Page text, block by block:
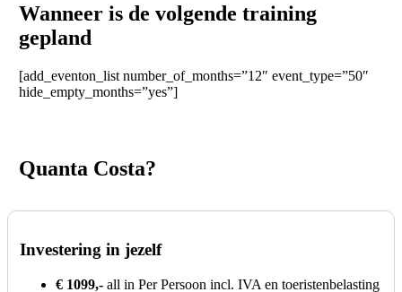
Wanneer is de volgende training
gepland
[add_eventon_list number_of_months=”12″ event_type=”50″
hide_empty_months=”yes”]
Quanta Costa?
Investering in jezelf
€ 1099,-all in Per Persoon incl. IVA en toeristenbelasting